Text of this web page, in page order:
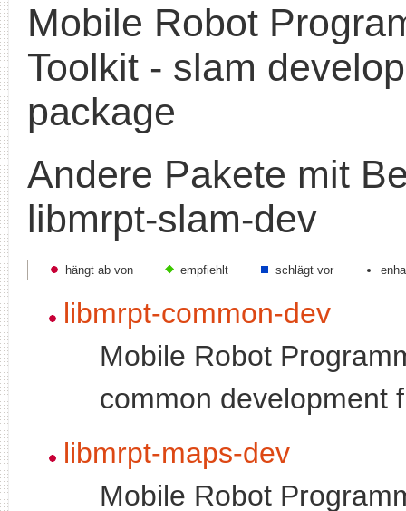
Mobile Robot
Toolkit - slam
package
Andere Pakete mit
libmrpt-slam-dev
hängt ab von empfiehlt schlägt vor
libmrpt-common-dev
Mobile Robot
common development
libmrpt-maps-dev
Mobile Robot